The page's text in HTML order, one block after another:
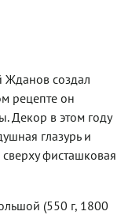
создал
рецепте он
Декор в этом году
глазурь и
фисташковая
(550 г, 1800